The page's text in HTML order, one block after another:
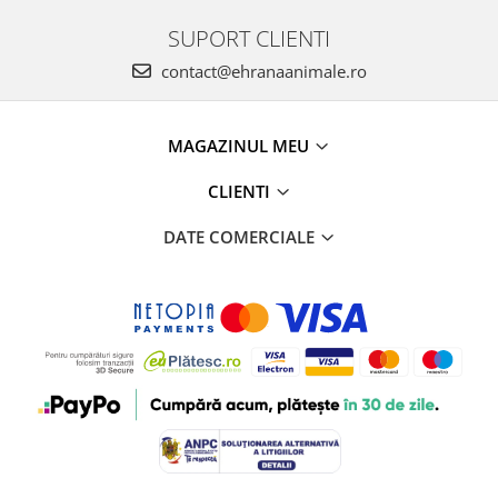
SUPORT CLIENTI
contact@ehranaanimale.ro
MAGAZINUL MEU
CLIENTI
DATE COMERCIALE